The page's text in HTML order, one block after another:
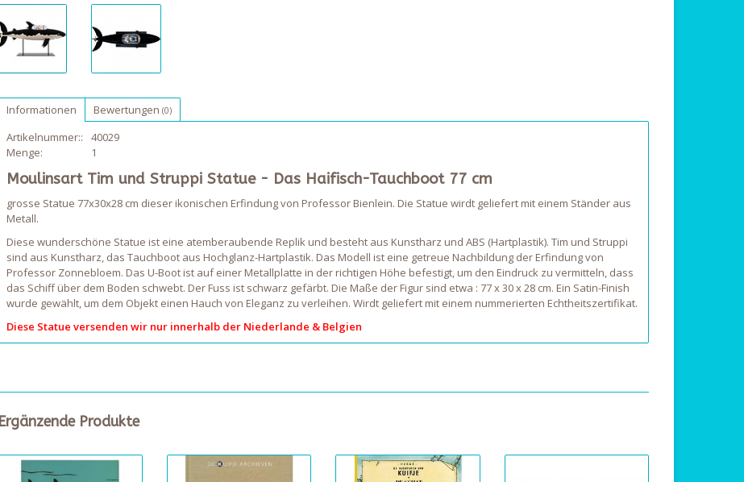
Informationen Bewertungen (0)
Artikelnummer::
40029
Menge:
1
Moulinsart Tim und Struppi Statue - Das Haifisch-Tauchboot 77 cm
grosse Statue 77x30x28 cm dieser ikonischen Erfindung von Professor Bienlein. Die Statue wirdt geliefert mit einem Ständer aus
Metall.
Diese wunderschöne Statue ist eine atemberaubende Replik und besteht aus Kunstharz und ABS (Hartplastik). Tim und Struppi
sind aus Kunstharz, das Tauchboot aus Hochglanz-Hartplastik. Das Modell ist eine getreue Nachbildung der Erfindung von
Professor Zonnebloem. Das U-Boot ist auf einer Metallplatte in der richtigen Höhe befestigt, um den Eindruck zu vermitteln, dass
das Schiff über dem Boden schwebt. Der Fuss ist schwarz gefärbt. Die Maße der Figur sind etwa : 77 x 30 x 28 cm. Ein Satin-Finish
wurde gewählt, um dem Objekt einen Hauch von Eleganz zu verleihen. Wirdt geliefert mit einem nummerierten Echtheitszertifikat.
Diese Statue versenden wir nur innerhalb der Niederlande & Belgien
Ergänzende Produkte